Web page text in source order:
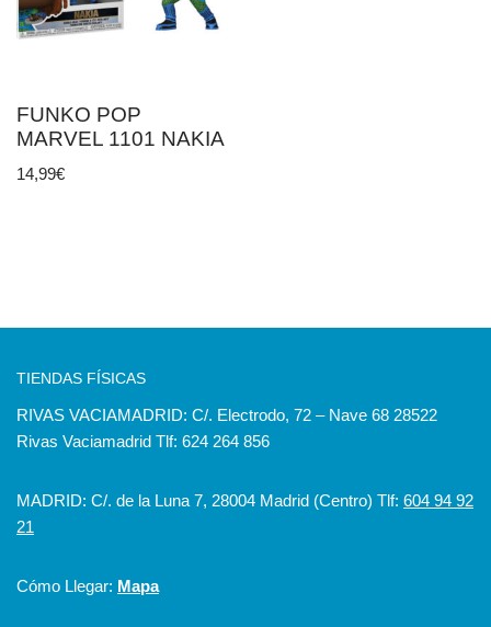
FUNKO POP
MARVEL 1101 NAKIA
14,99€
TIENDAS FÍSICAS
RIVAS VACIAMADRID: C/. Electrodo, 72 – Nave 68 28522
Rivas Vaciamadrid Tlf: 624 264 856
MADRID: C/. de la Luna 7, 28004 Madrid (Centro) Tlf: 604 94 92
21
Cómo Llegar: Mapa